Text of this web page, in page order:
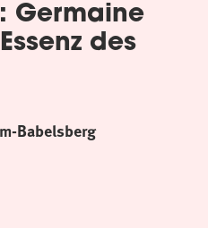
Germaine
des
Babelsberg